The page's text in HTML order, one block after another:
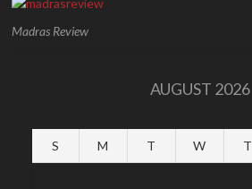
Madras Review
AUGUST 2026
S M T W T